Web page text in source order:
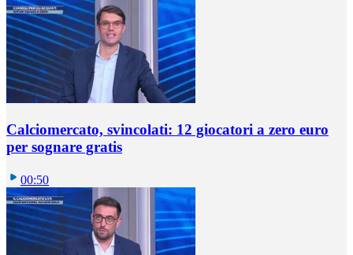
Calciomercato, svincolati: 12 giocatori a zero euro
per sognare gratis
00:50